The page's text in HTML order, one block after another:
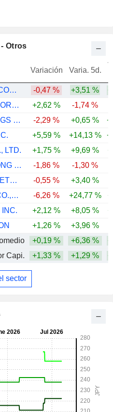
Otros
Variación Varia. 5d.
FOSTER ELECTRIC COMPANY, LIMITED -0,47 % +3,51 %
SONY GROUP CORPORATION
+2,62 % -1,74 %
PANASONIC HOLDINGS CORPORATION
-2,29 % +0,65 %
+5,59 % +14,13 %
LTD.
+1,75 % +9,69 %
SICHUAN CHANGHONG ELECTRIC CO.,LTD.
-1,86 % -1,30 %
HANGZHOU EZVIZ NETWORK CO., LTD.
-0,55 % +3,40 %
CASIO COMPUTER CO.,LTD.
-6,26 % +24,77 %
+2,12 % +8,05 %
+1,26 % +3,96 %
+0,19 % +6,36 %
Capi.
+1,33 % +1,29 %
sector